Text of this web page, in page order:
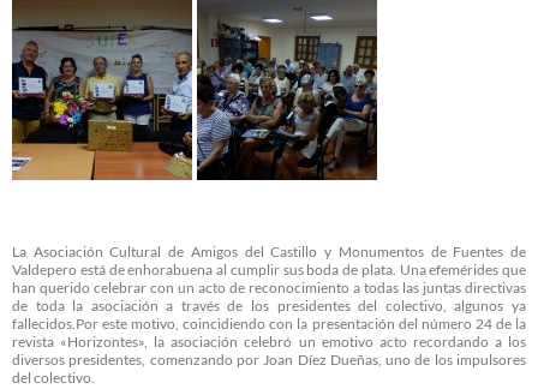
La Asociación Cultural de Amigos del Castillo y Monumentos de Fuentes de
Valdepero está de enhorabuena al cumplir sus boda de plata. Una efemérides que
han querido celebrar con un acto de reconocimiento a todas las juntas directivas
de toda la asociación a través de los presidentes del colectivo, algunos ya
fallecidos.Por este motivo, coincidiendo con la presentación del número 24 de la
revista «Horizontes», la asociación celebró un emotivo acto recordando a los
diversos presidentes, comenzando por Joan Díez Dueñas, uno de los impulsores
del colectivo.